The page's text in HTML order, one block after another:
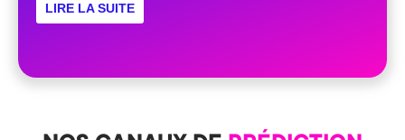
LIRE LA SUITE